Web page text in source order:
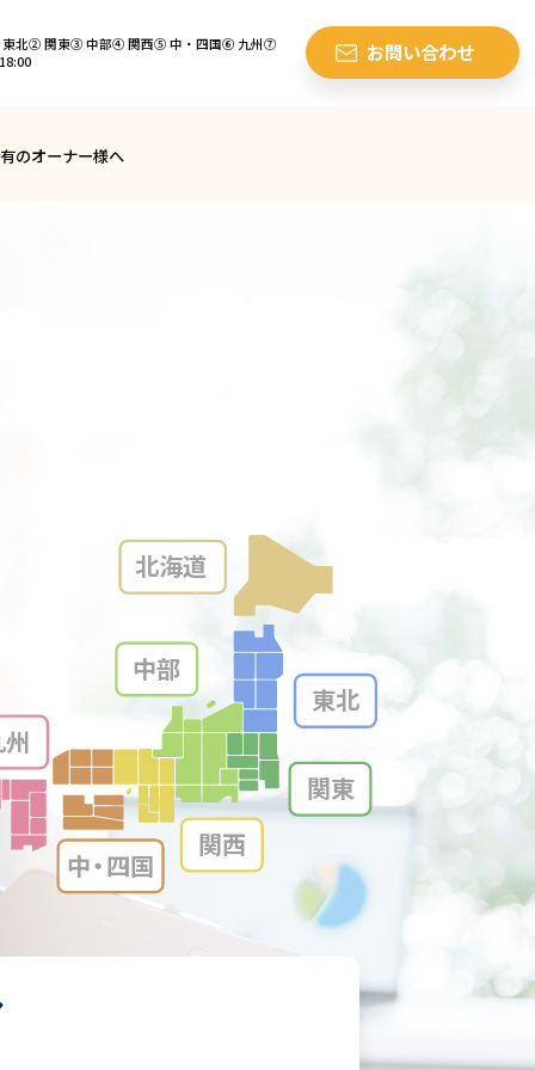
東北② 関東③ 中部④ 関西⑤ 中・四国⑥ 九州⑦
お問い合わせ
のオーナー様へ
北海道
東北
関東
関西
中部
中・四国